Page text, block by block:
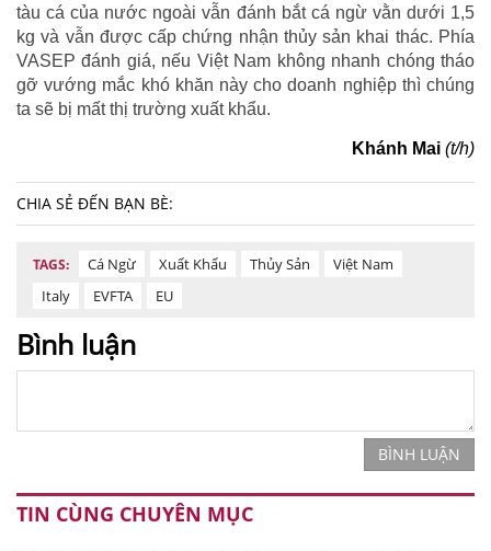
tàu cá của nước ngoài vẫn đánh bắt cá ngừ vằn dưới 1,5
kg và vẫn được cấp chứng nhận thủy sản khai thác. Phía
VASEP đánh giá, nếu Việt Nam không nhanh chóng tháo
gỡ vướng mắc khó khăn này cho doanh nghiệp thì chúng
ta sẽ bị mất thị trường xuất khẩu.
Khánh Mai (t/h)
CHIA SẺ ĐẾN BẠN BÈ:
TAGS: Cá Ngừ Xuất Khẩu Thủy Sản
Việt Nam
Italy
EVFTA EU
Bình luận
BÌNH LUẬN
TIN CÙNG CHUYÊN MỤC